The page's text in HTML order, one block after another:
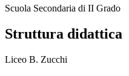
Scuola Secondaria di II Grado
Struttura didattica
Liceo B. Zucchi